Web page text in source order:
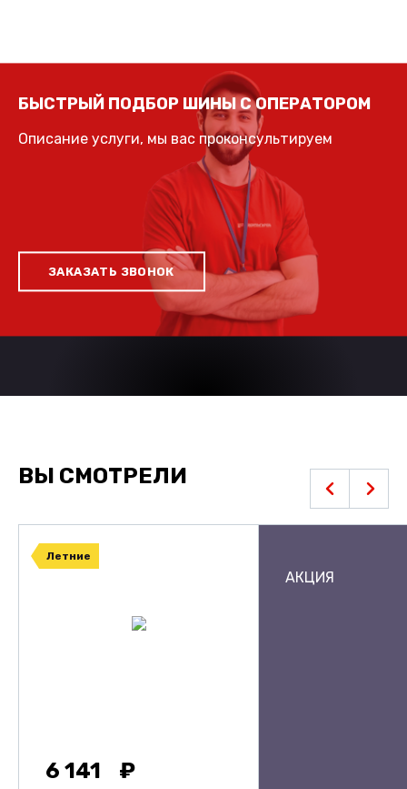
БЫСТРЫЙ ПОДБОР ШИНЫ С ОПЕРАТОРОМ
Описание услуги, мы вас проконсультируем
ЗАКАЗАТЬ ЗВОНОК
ВЫ СМОТРЕЛИ
Летние
6 141
АКЦИЯ